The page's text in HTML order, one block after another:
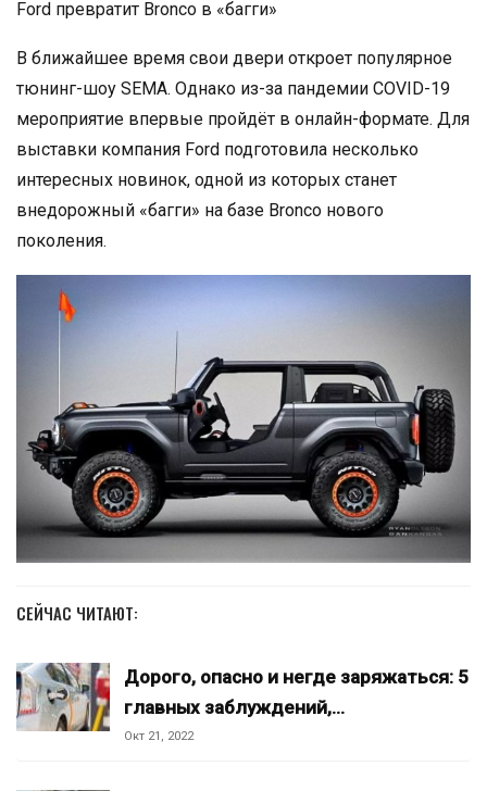
Ford превратит Bronco в «багги»
В ближайшее время свои двери откроет популярное
тюнинг-шоу SEMA. Однако из-за пандемии COVID-19
мероприятие впервые пройдёт в онлайн-формате. Для
выставки компания Ford подготовила несколько
интересных новинок, одной из которых станет
внедорожный «багги» на базе Bronco нового
поколения.
СЕЙЧАС ЧИТАЮТ:
Дорого, опасно и негде заряжаться: 5
главных заблуждений,…
Окт 21, 2022